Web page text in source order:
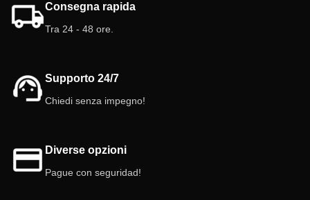
Consegna rapida
Tra 24 - 48 ore.
Supporto 24/7
Chiedi senza impegno!
Diverse opzioni
Pague con seguridad!